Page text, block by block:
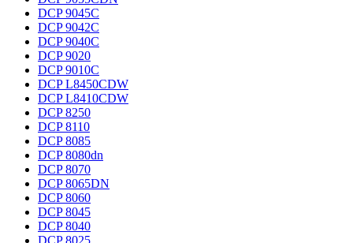
DCP 9045C
DCP 9042C
DCP 9040C
DCP 9020
DCP 9010C
DCP L8450CDW
DCP L8410CDW
DCP 8250
DCP 8110
DCP 8085
DCP 8080dn
DCP 8070
DCP 8065DN
DCP 8060
DCP 8045
DCP 8040
DCP 8025